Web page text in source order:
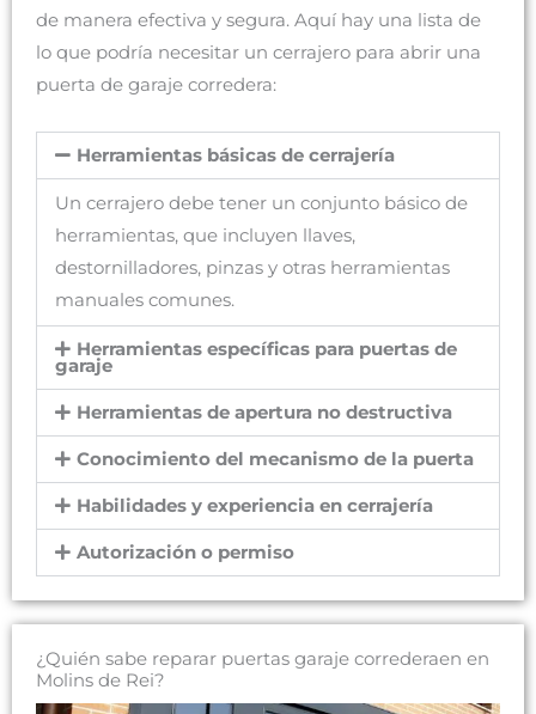
de manera efectiva y segura. Aquí hay una lista de
lo que podría necesitar un cerrajero para abrir una
puerta de garaje corredera:
Herramientas básicas de cerrajería
Un cerrajero debe tener un conjunto básico de
herramientas, que incluyen llaves,
destornilladores, pinzas y otras herramientas
manuales comunes.
Herramientas específicas para puertas de
garaje
Herramientas de apertura no destructiva
Conocimiento del mecanismo de la puerta
Habilidades y experiencia en cerrajería
Autorización o permiso
¿Quién sabe reparar puertas garaje correderaen en
Molins de Rei?